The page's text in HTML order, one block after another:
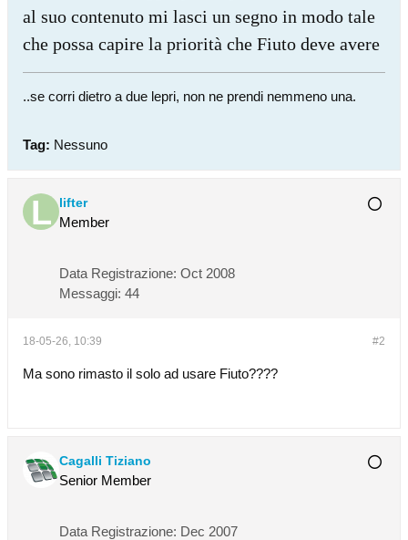
al suo contenuto mi lasci un segno in modo tale
che possa capire la priorità che Fiuto deve avere
..se corri dietro a due lepri, non ne prendi nemmeno una.
Tag: Nessuno
lifter
Member
Data Registrazione: Oct 2008
Messaggi: 44
#2
18-05-26, 10:39
Ma sono rimasto il solo ad usare Fiuto????
Cagalli Tiziano
Senior Member
Data Registrazione: Dec 2007